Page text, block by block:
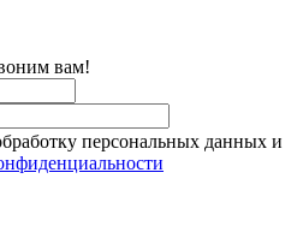
вам!
персональных данных и